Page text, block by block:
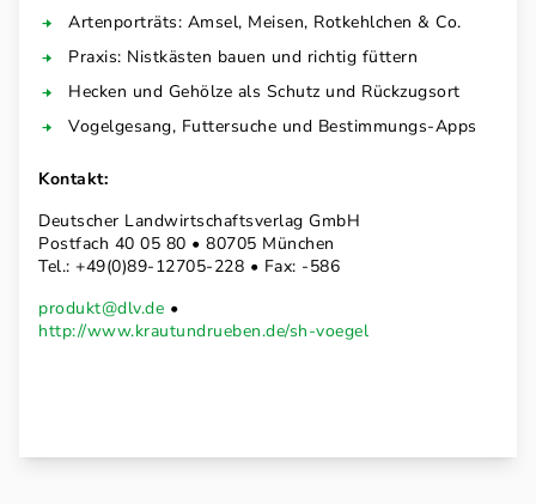
Artenporträts: Amsel, Meisen, Rotkehlchen & Co.
Praxis: Nistkästen bauen und richtig füttern
Hecken und Gehölze als Schutz und Rückzugsort
Vogelgesang, Futtersuche und Bestimmungs-Apps
Kontakt:
Deutscher Landwirtschaftsverlag GmbH
Postfach 40 05 80 • 80705 München
Tel.: +49(0)89-12705-228 • Fax: -586
produkt@dlv.de •
http://www.krautundrueben.de/sh-voegel